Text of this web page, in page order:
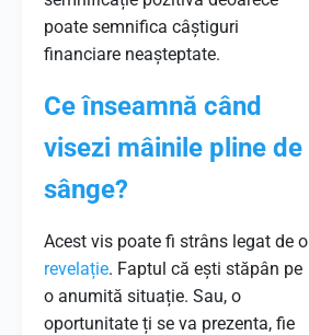
poate semnifica câștiguri
financiare neașteptate.
Ce înseamnă când
visezi mâinile pline de
sânge?
Acest vis poate fi strâns legat de o
revelație. Faptul că ești stăpân pe
o anumită situație. Sau, o
oportunitate ți se va prezenta, fie